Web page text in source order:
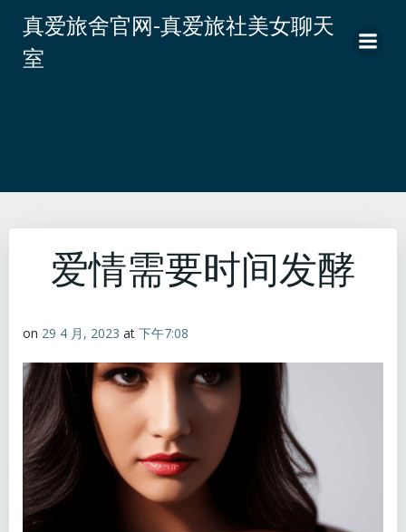
转
真爱旅舍官网-真爱旅社美女聊天
室
爱情需要时间发酵
on 29 4 月, 2023 at 下午7:08